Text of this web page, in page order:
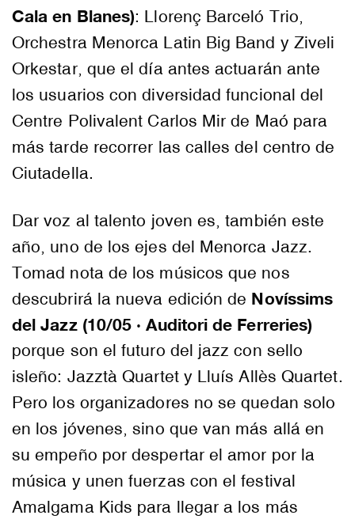
Cala en Blanes): Llorenç Barceló Trio,
Orchestra Menorca Latin Big Band y Ziveli
Orkestar, que el día antes actuarán ante
los usuarios con diversidad funcional del
Centre Polivalent Carlos Mir de Maó para
más tarde recorrer las calles del centro de
Ciutadella.
Dar voz al talento joven es, también este
año, uno de los ejes del Menorca Jazz.
Tomad nota de los músicos que nos
descubrirá la nueva edición de Novíssims
del Jazz (10/05 · Auditori de Ferreries)
porque son el futuro del jazz con sello
isleño: Jazztà Quartet y Lluís Allès Quartet.
Pero los organizadores no se quedan solo
en los jóvenes, sino que van más allá en
su empeño por despertar el amor por la
música y unen fuerzas con el festival
Amalgama Kids para llegar a los más